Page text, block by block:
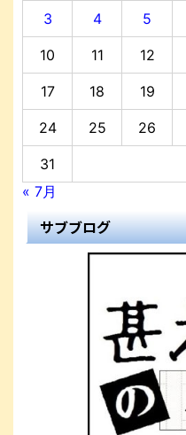
3 4 5
10 11 12
17 18 19
24 25 26
31
« 7月
サブブログ